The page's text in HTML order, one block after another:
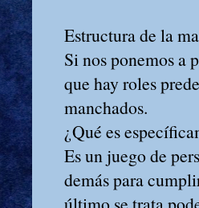
Estructura de la
Si nos ponemos a
que hay roles
manchados.
¿Qué es
Es un juego de
demás para